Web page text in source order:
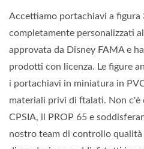
Accettiamo portachiavi a figura
completamente personalizzati
approvata da Disney FAMA e
prodotti con licenza. Le figure
i portachiavi in miniatura in
materiali privi di ftalati. Non c'è
CPSIA, il PROP 65 e
nostro team di controllo qualità